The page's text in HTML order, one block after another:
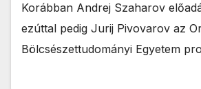
Korábban Andrej Szaharov
ezúttal pedig Jurij Pivovarov az
Bölcsészettudományi Egyetem